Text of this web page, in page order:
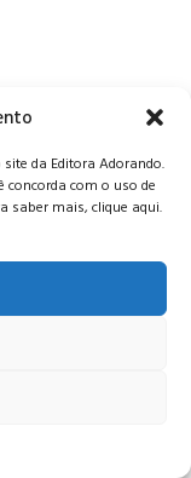
da Editora Adorando.
com o uso de
saber mais, clique aqui.
reservados.
.